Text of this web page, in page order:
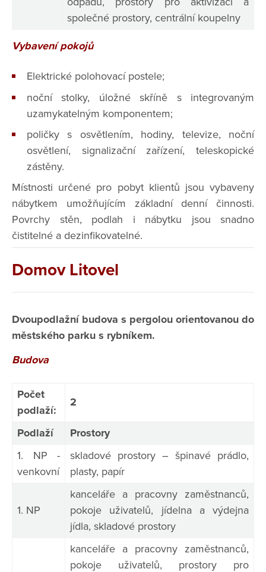
společné prostory, centrální koupelny
Vybavení pokojů
Elektrické polohovací postele;
noční stolky, úložné skříně s integrovaným
uzamykatelným komponentem;
poličky s osvětlením, hodiny, televize, noční
osvětlení, signalizační zařízení, teleskopické
zástěny.
Místnosti určené pro pobyt klientů jsou vybaveny
nábytkem umožňujícím základní denní činnosti.
Povrchy stěn, podlah i nábytku jsou snadno
čistitelné a dezinfikovatelné.
Domov Litovel
Dvoupodlažní budova s pergolou orientovanou do
městského parku s rybníkem.
Budova
Počet
podlaží:
2
Podlaží
Prostory
1. NP -
venkovní
skladové prostory – špinavé prádlo,
plasty, papír
1. NP
kanceláře a pracovny zaměstnanců,
pokoje uživatelů, jídelna a výdejna
jídla, skladové prostory
kanceláře a pracovny zaměstnanců,
pokoje uživatelů, prostory pro